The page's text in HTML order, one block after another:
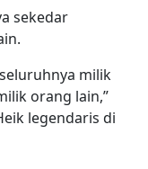
sekedar
milik
orang lain,”
legendaris di